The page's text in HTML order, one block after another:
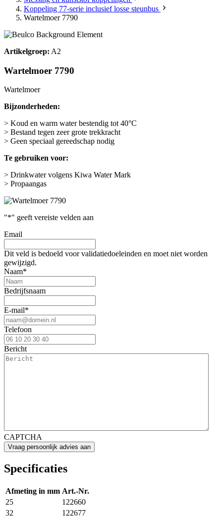
Koppeling 77-serie inclusief losse steunbus
Wartelmoer 7790
Artikelgroep: A2
Wartelmoer 7790
Wartelmoer
Bijzonderheden:
> Koud en warm water bestendig tot 40°C
> Bestand tegen zeer grote trekkracht
> Geen speciaal gereedschap nodig
Te gebruiken voor:
> Drinkwater volgens Kiwa Water Mark
> Propaangas
"*" geeft vereiste velden aan
Email
Dit veld is bedoeld voor validatiedoeleinden en moet niet worden
gewijzigd.
Naam*
Bedrijfsnaam
E-mail*
Telefoon
Bericht
CAPTCHA
Specificaties
Afmeting in mm Art.-Nr.
25
122660
32
122677